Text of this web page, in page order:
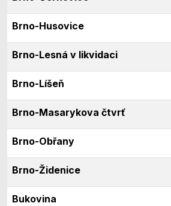
Brno-Husovice
Brno-Lesná v likvidaci
Brno-Líšeň
Brno-Masarykova čtvrť
Brno-Obřany
Brno-Židenice
Bukovina